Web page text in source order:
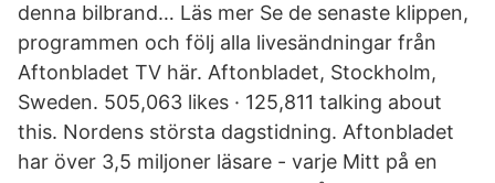
denna bilbrand… Läs mer Se de senaste klippen,
programmen och följ alla livesändningar från
Aftonbladet TV här. Aftonbladet, Stockholm,
Sweden. 505,063 likes · 125,811 talking about
this. Nordens största dagstidning. Aftonbladet
har över 3,5 miljoner läsare - varje Mitt på en